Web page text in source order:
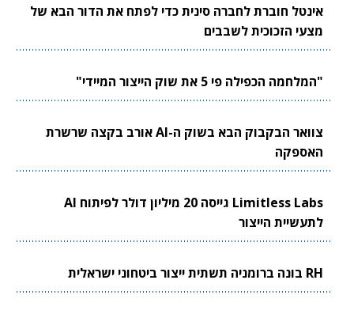
אינטל חוברת לחברה סינית כדי לפתח את הדור הבא של
מצעי הזכוכית לשבבים
"המלחמה הכפילה פי 5 את שוק הייצור המיידי"
צוואר הבקבוק הבא בשוק ה-AI אורב בקצה שרשרת
האספקה
Limitless Labs גייסה 20 מיליון דולר לפיתוח AI
לתעשיית הייצור
RH בונה ברומניה תשתית ייצור ביטחוני ישראלית